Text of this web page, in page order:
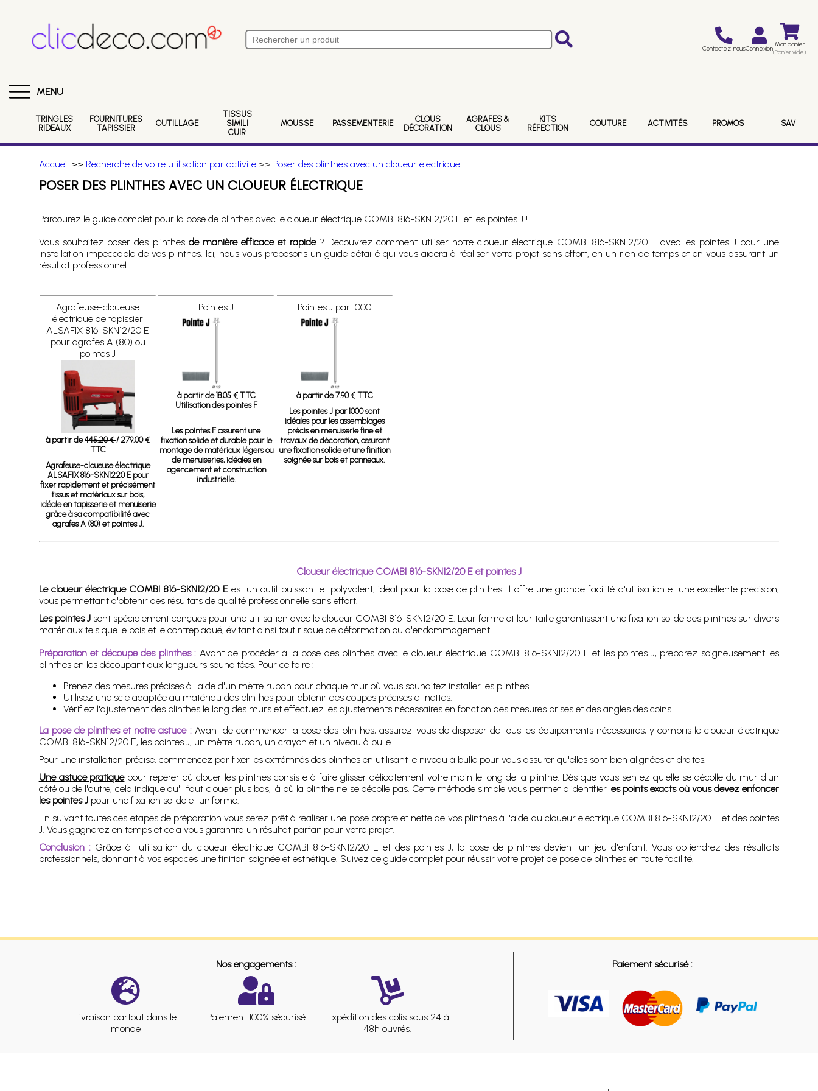
Contactez-nousConnexion Mon panier
(Panier vide)
MENU
TRINGLES
RIDEAUX
FOURNITURES
TAPISSIER
OUTILLAGE
TISSUS
SIMILI
CUIR
MOUSSE PASSEMENTERIE
CLOUS
DÉCORATION
AGRAFES &
CLOUS
KITS
RÉFECTION
COUTURE ACTIVITÉS PROMOS SAV
Accueil >> Recherche de votre utilisation par activité>> Poser des plinthes avec un cloueur électrique
POSER DES PLINTHES AVEC UN CLOUEUR ÉLECTRIQUE
Parcourez le guide complet pour la pose de plinthes avec le cloueur électrique COMBI 816-SKN12/20 E et les pointes J !
Vous souhaitez poser des plinthes de manière efficace et rapide? Découvrez comment utiliser notre cloueur électrique COMBI 816-SKN12/20 E avec les pointes J pour une
installation impeccable de vos plinthes. Ici, nous vous proposons un guide détaillé qui vous aidera à réaliser votre projet sans effort, en un rien de temps et en vous assurant un
résultat professionnel.
Agrafeuse-cloueuse
électrique de tapissier
ALSAFIX 816-SKN12/20 E
pour agrafes A (80) ou
pointes J
à partir de445.20 €/ 279.00 €
TTC
Agrafeuse-cloueuse électrique
ALSAFIX 816-SKN1220 Epour
fixer rapidement et précisément
tissus et matériaux sur bois,
idéale en tapisserie et menuiserie
grâce à sa compatibilité avec
agrafes A (80) et pointes J.
Pointes J
à partir de 18.05 € TTC
Utilisation des pointes F
Les pointes F assurent une
fixation solide et durable pour le
montage de matériaux légers ou
de menuiseries, idéales en
agencement et construction
industrielle.
Pointes J par 1000
à partir de 7.90 € TTC
Les pointes J par 1000 sont
idéales pour les assemblages
précis en menuiserie fine et
travaux de décoration, assurant
une fixation solide et une finition
soignée sur bois et panneaux.
Cloueur électrique COMBI 816-SKN12/20 E et pointes J
Le cloueur électrique COMBI 816-SKN12/20 Eest un outil puissant et polyvalent, idéal pour la pose de plinthes. Il offre une grande facilité d'utilisation et une excellente précision,
vous permettant d'obtenir des résultats de qualité professionnelle sans effort.
Les pointes Jsont spécialement conçues pour une utilisation avec le cloueur COMBI 816-SKN12/20 E. Leur forme et leur taille garantissent une fixation solide des plinthes sur divers
matériaux tels que le bois et le contreplaqué, évitant ainsi tout risque de déformation ou d'endommagement.
Préparation et découpe des plinthes : Avant de procéder à la pose des plinthes avec le cloueur électrique COMBI 816-SKN12/20 E et les pointes J, préparez soigneusement les
plinthes en les découpant aux longueurs souhaitées. Pour ce faire :
Prenez des mesures précises à l'aide d'un mètre ruban pour chaque mur où vous souhaitez installer les plinthes.
Utilisez une scie adaptée au matériau des plinthes pour obtenir des coupes précises et nettes.
Vérifiez l'ajustement des plinthes le long des murs et effectuez les ajustements nécessaires en fonction des mesures prises et des angles des coins.
La pose de plinthes et notre astuce : Avant de commencer la pose des plinthes, assurez-vous de disposer de tous les équipements nécessaires, y compris le cloueur électrique
COMBI 816-SKN12/20 E, les pointes J, un mètre ruban, un crayon et un niveau à bulle.
Pour une installation précise, commencez par fixer les extrémités des plinthes en utilisant le niveau à bulle pour vous assurer qu'elles sont bien alignées et droites.
Une astuce pratiquepour repérer où clouer les plinthes consiste à faire glisser délicatement votre main le long de la plinthe. Dès que vous sentez qu'elle se décolle du mur d'un
côté ou de l'autre, cela indique qu'il faut clouer plus bas, là où la plinthe ne se décolle pas. Cette méthode simple vous permet d'identifier les points exacts où vous devez enfoncer
les pointes Jpour une fixation solide et uniforme.
En suivant toutes ces étapes de préparation vous serez prêt à réaliser une pose propre et nette de vos plinthes à l'aide du cloueur électrique COMBI 816-SKN12/20 E et des pointes
J. Vous gagnerez en temps et cela vous garantira un résultat parfait pour votre projet.
Conclusion :Grâce à l'utilisation du cloueur électrique COMBI 816-SKN12/20 E et des pointes J, la pose de plinthes devient un jeu d'enfant. Vous obtiendrez des résultats
professionnels, donnant à vos espaces une finition soignée et esthétique. Suivez ce guide complet pour réussir votre projet de pose de plinthes en toute facilité.
Nos engagements :
Livraison partout dans le
monde
Paiement 100% sécurisé
Expédition des colis sous 24 à
48h ouvrés.
Paiement sécurisé :